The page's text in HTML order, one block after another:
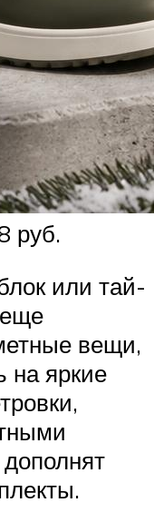
руб.
или тай-
вещи,
на яркие